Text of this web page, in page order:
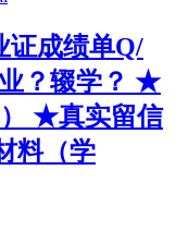
证成绩单Q/
业？辍学？ ★
★真实留信
料（学